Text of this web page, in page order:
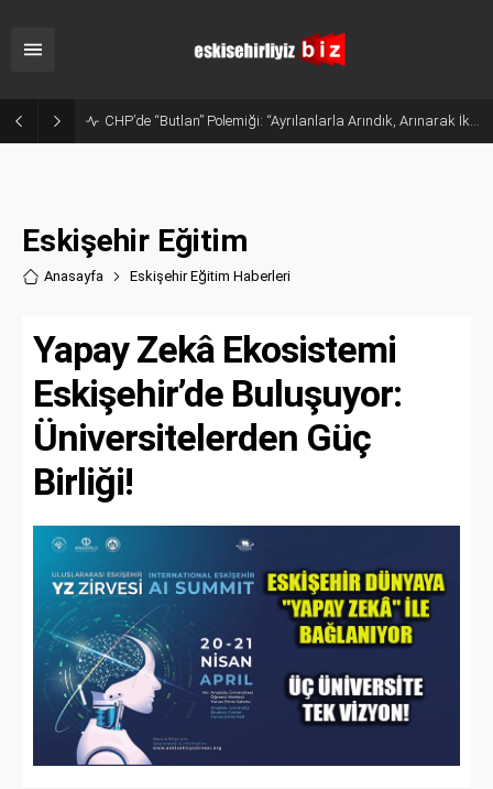
Sanayide Altyapı ve Temizlik Tepkisi: Gürhan Albayrak Küçük Sanayi Esnafını Ziyaret Etti
Eskişehir Eğitim
Anasayfa Eskişehir Eğitim Haberleri
Yapay Zekâ Ekosistemi
Eskişehir’de Buluşuyor:
Üniversitelerden Güç
Birliği!